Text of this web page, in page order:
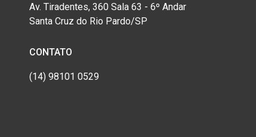
Av. Tiradentes, 360 Sala 63 - 6º Andar
Santa Cruz do Rio Pardo/SP
CONTATO
(14) 98101 0529